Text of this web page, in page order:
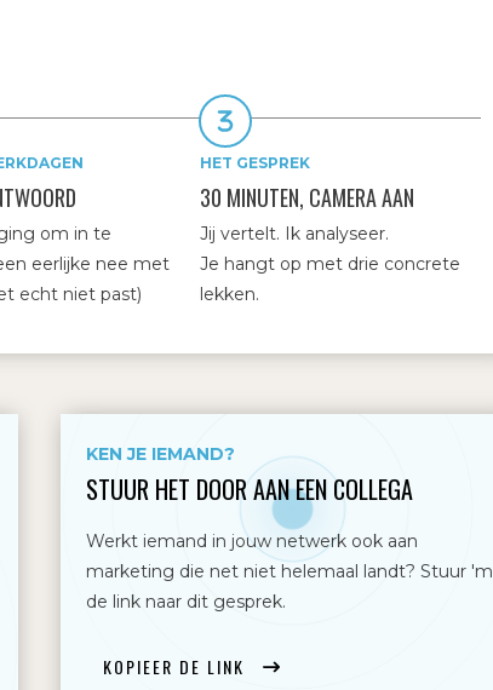
om in te
eerlijke nee met
echt niet past)
HET GESPREK
30 MINUTEN, CAMERA AAN
Jij vertelt. Ik analyseer.
Je hangt op met drie concrete
lekken.
KEN JE IEMAND?
STUUR HET DOOR AAN EEN COLLEGA
Werkt iemand in jouw netwerk ook aan
marketing die net niet helemaal landt? Stuur 'm
de link naar dit gesprek.
KOPIEER DE LINK